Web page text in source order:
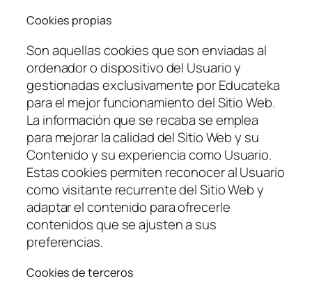
Cookies propias
Son aquellas cookies que son enviadas al
ordenador o dispositivo del Usuario y
gestionadas exclusivamente por Educateka
para el mejor funcionamiento del Sitio Web.
La información que se recaba se emplea
para mejorar la calidad del Sitio Web y su
Contenido y su experiencia como Usuario.
Estas cookies permiten reconocer al Usuario
como visitante recurrente del Sitio Web y
adaptar el contenido para ofrecerle
contenidos que se ajusten a sus
preferencias.
Cookies de terceros